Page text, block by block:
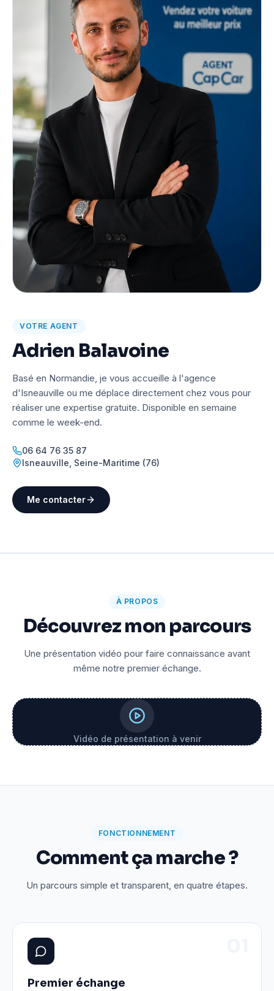
VOTRE AGENT
Adrien Balavoine
Basé en Normandie, je vous accueille à l'agence
d'Isneauville ou me déplace directement chez vous pour
réaliser une expertise gratuite. Disponible en semaine
comme le week-end.
06 64 76 35 87
Isneauville Seine-Maritime (76)
Me contacter
À PROPOS
Découvrez mon parcours
Une présentation vidéo pour faire connaissance avant
même notre premier échange.
Vidéo de présentation à venir
FONCTIONNEMENT
Comment ça marche ?
Un parcours simple et transparent, en quatre étapes.
Premier échange